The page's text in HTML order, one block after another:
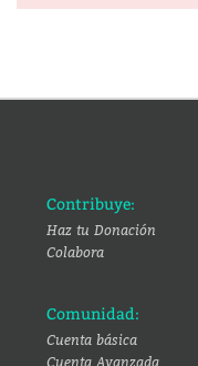
Contribuye:
Haz tu Donación
Colabora
Comunidad:
Cuenta básica
Cuenta Avanzada